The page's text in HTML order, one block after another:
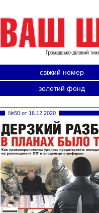
свіжий номер
золотий фонд
№50 от 16.12.2020